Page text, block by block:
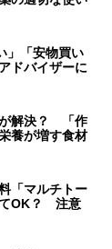
」「安物買い
ドバイザーに
が解決？ 「作
養が増す食材
「マルチトー
てOK？ 注意